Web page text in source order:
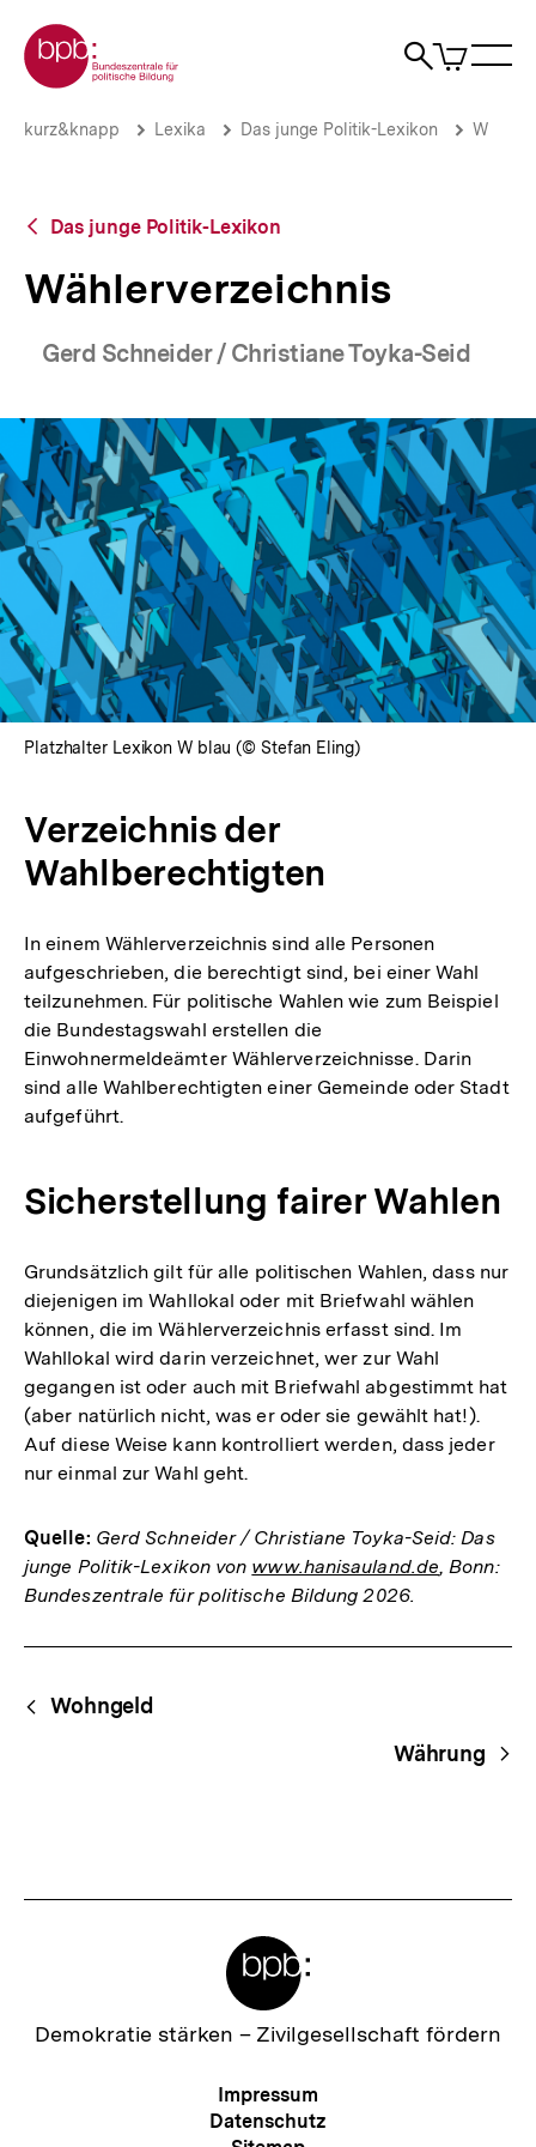
zum
Seiteninhalt
springen
Zur Startseite der bpb
Suche
Artikel
im
Wählerverzeichnis
Brotkrümelnavigation
Pfadnavigation
kurz&knapp Lexika Das junge Politik-Lexikon W
Zurück
Übersicht
Das junge Politik-Lexikon
Wählerverzeichnis
Gerd Schneider / Christiane Toyka-Seid
Platzhalter Lexikon W blau (© Stefan Eling)
Verzeichnis der
Wahlberechtigten
In einem Wählerverzeichnis sind alle Personen
aufgeschrieben, die berechtigt sind, bei einer Wahl
teilzunehmen. Für politische Wahlen wie zum Beispiel
die Bundestagswahl erstellen die
Einwohnermeldeämter Wählerverzeichnisse. Darin
sind alle Wahlberechtigten einer Gemeinde oder Stadt
aufgeführt.
Sicherstellung fairer Wahlen
Grundsätzlich gilt für alle politischen Wahlen, dass nur
diejenigen im Wahllokal oder mit Briefwahl wählen
können, die im Wählerverzeichnis erfasst sind. Im
Wahllokal wird darin verzeichnet, wer zur Wahl
gegangen ist oder auch mit Briefwahl abgestimmt hat
(aber natürlich nicht, was er oder sie gewählt hat!).
Auf diese Weise kann kontrolliert werden, dass jeder
nur einmal zur Wahl geht.
Quelle: Gerd Schneider / Christiane Toyka-Seid: Das
junge Politik-Lexikon von www.hanisauland.de, Bonn:
Bundeszentrale für politische Bildung 2026.
Begriffsnavigation
Content-
Navigation
Wohngeld
Währung
Zur
Demokratie stärken – Zivilgesellschaft fördern
Meta-
Navigation
Impressum
Datenschutz